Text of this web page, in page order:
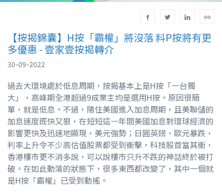
【按揭錦囊】H按「霸權」將沒落 料P按將有更
多優惠 - 壹家壹按揭轉介
30-09-2022
過去大環境處於低息周期，按揭基本上是H按「一台獨
大」，高峰期全港超過9成業主均是選用H按。原因很簡
單，就是低息。不過，隨住美國進入加息周期，且美聯儲的
加息速度既快又狠，在短短這一年間美國加息對環球經濟的
影響更快及迅速地顯現，美元強勢；日圓英鎊、歐元暴跌，
利率上升令不少高估值股票都受到衝擊，科技股首當其衝，
香港樓市更不消多說，可以說樓市只升不跌的神話終於被打
破。在如此動蕩的狀態下，很多東西都改變了，其中一個就
是H按「霸權」已受到動搖。